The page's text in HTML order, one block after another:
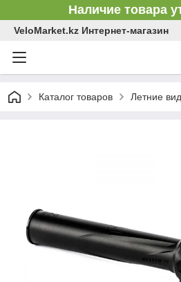
Наличие товара
VeloMarket.kz Интернет-магазин
Каталог товаров Летние